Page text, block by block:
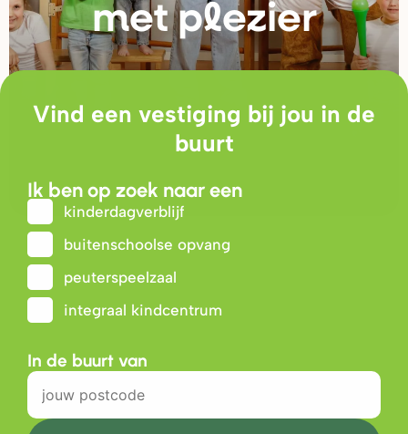
met plezier
Vind een vestiging bij jou in de
buurt
Ik ben op zoek naar een
kinderdagverblijf
buitenschoolse opvang
peuterspeelzaal
integraal kindcentrum
In de buurt van